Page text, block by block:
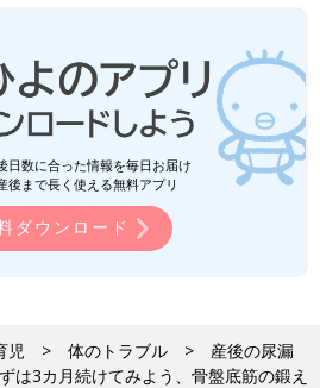
日数に合った情報を毎日お届け
後まで長く使える無料アプリ
ダウンロード
児 体のトラブル
産後の尿漏
は3カ月続けてみよう、骨盤底筋の鍛え